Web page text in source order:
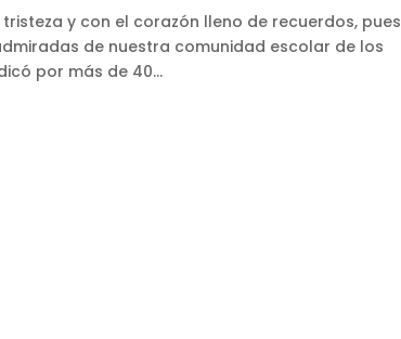
y con el corazón lleno de recuerdos, pues
de nuestra comunidad escolar de los
por más de 40...